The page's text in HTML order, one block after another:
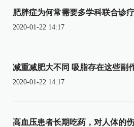
肥胖症为何常需要多学科联合诊疗
2020-01-22 14:17
减重减肥大不同 吸脂存在这些副
2020-01-22 14:17
高血压患者长期吃药，对人体的